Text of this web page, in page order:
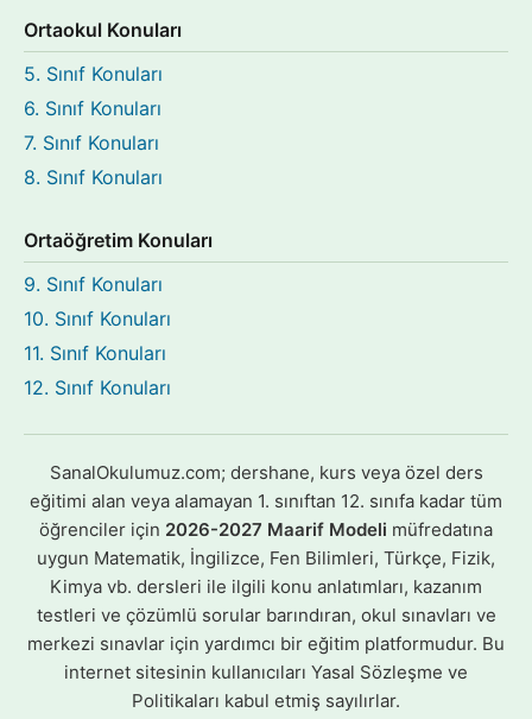
Ortaokul Konuları
5. Sınıf Konuları
6. Sınıf Konuları
7. Sınıf Konuları
8. Sınıf Konuları
Ortaöğretim Konuları
9. Sınıf Konuları
10. Sınıf Konuları
11. Sınıf Konuları
12. Sınıf Konuları
SanalOkulumuz.com; dershane, kurs veya özel ders
eğitimi alan veya alamayan 1. sınıftan 12. sınıfa kadar tüm
öğrenciler için 2026-2027 Maarif Modeli müfredatına
uygun Matematik, İngilizce, Fen Bilimleri, Türkçe, Fizik,
Kimya vb. dersleri ile ilgili konu anlatımları, kazanım
testleri ve çözümlü sorular barındıran, okul sınavları ve
merkezi sınavlar için yardımcı bir eğitim platformudur. Bu
internet sitesinin kullanıcıları Yasal Sözleşme ve
Politikaları kabul etmiş sayılırlar.